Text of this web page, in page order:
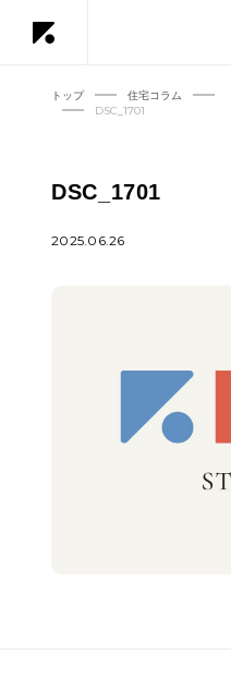
トップ 住宅コラム
DSC_1701
DSC_1701
2025.06.26